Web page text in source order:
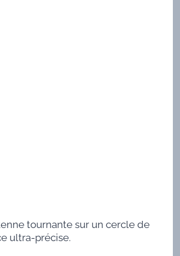
tournante sur un cercle de
ultra-précise.